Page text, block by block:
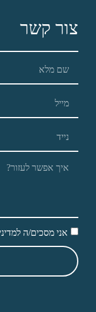
צור קשר
אני מסכים/ה